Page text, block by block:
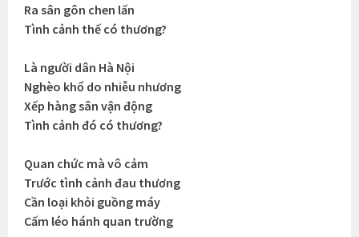
Ra sân gôn chen lấn
Tình cảnh thế có thương?
Là người dân Hà Nội
Nghèo khổ do nhiễu nhương
Xếp hàng sân vận động
Tình cảnh đó có thương?
Quan chức mà vô cảm
Trước tình cảnh đau thương
Cần loại khỏi guồng máy
Cấm léo hánh quan trường